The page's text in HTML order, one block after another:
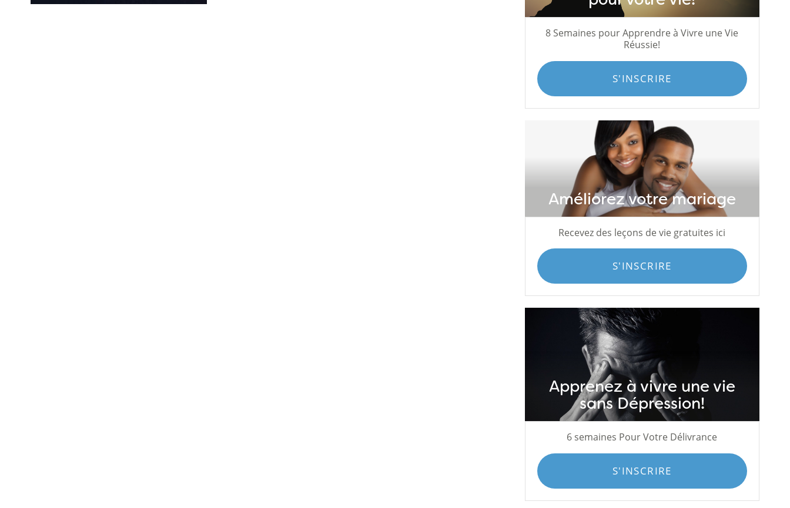
8 Semaines pour Apprendre à Vivre une Vie
Réussie!
S'INSCRIRE
Améliorez votre mariage
Recevez des leçons de vie gratuites ici
S'INSCRIRE
Apprenez à vivre une vie
sans Dépression!
6 semaines Pour Votre Délivrance
S'INSCRIRE